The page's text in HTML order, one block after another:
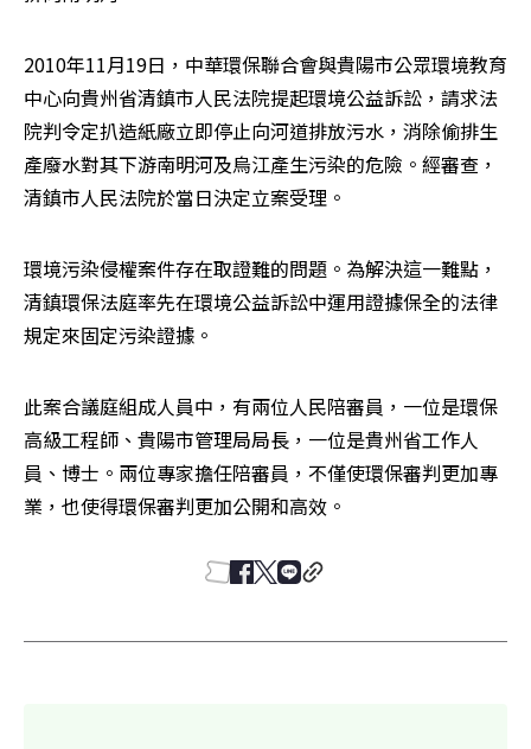
2010年11月19日，中華環保聯合會與貴陽市公眾環境教育
中心向貴州省清鎮市人民法院提起環境公益訴訟，請求法
院判令定扒造紙廠立即停止向河道排放污水，消除偷排生
產廢水對其下游南明河及烏江產生污染的危險。經審查，
清鎮市人民法院於當日決定立案受理。
環境污染侵權案件存在取證難的問題。為解決這一難點，
清鎮環保法庭率先在環境公益訴訟中運用證據保全的法律
規定來固定污染證據。
此案合議庭組成人員中，有兩位人民陪審員，一位是環保
高級工程師、貴陽市管理局局長，一位是貴州省工作人
員、博士。兩位專家擔任陪審員，不僅使環保審判更加專
業，也使得環保審判更加公開和高效。